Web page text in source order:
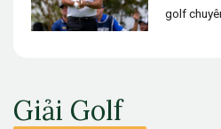
golf
Giải Golf